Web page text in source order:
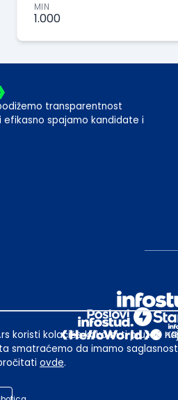
MIN
1.000
transparentnost
spajamo kandidate i
koristi kolačiće kako bi ti pružao
smatraćemo da imamo
ovde.